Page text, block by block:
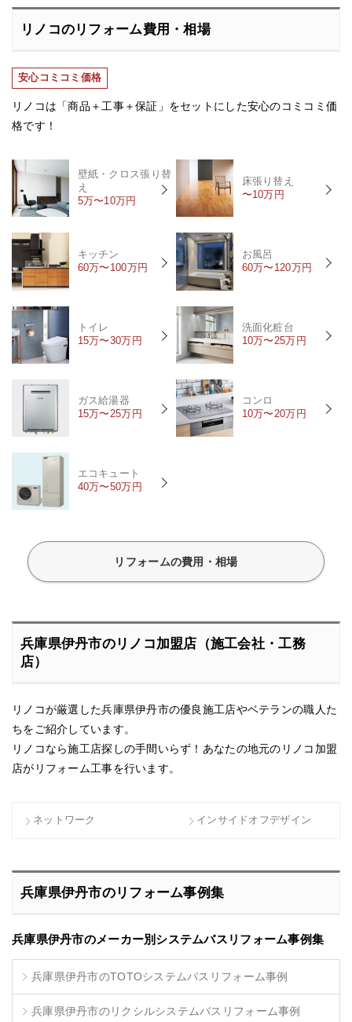
リノコのリフォーム費用・相場
安心コミコミ価格
リノコは「商品＋工事＋保証」をセットにした安心のコミコミ価
格です！
壁紙・クロス張り替
え
5万〜10万円
床張り替え
〜10万円
キッチン
60万〜100万円
お風呂
60万〜120万円
トイレ
15万〜30万円
洗面化粧台
10万〜25万円
ガス給湯器
15万〜25万円
コンロ
10万〜20万円
エコキュート
40万〜50万円
リフォームの費用・相場
兵庫県伊丹市のリノコ加盟店（施工会社・工務
店）
リノコが厳選した兵庫県伊丹市の優良施工店やベテランの職人た
ちをご紹介しています。
リノコなら施工店探しの手間いらず！あなたの地元のリノコ加盟
店がリフォーム工事を行います。
ネットワーク インサイドオフデザイン
兵庫県伊丹市のリフォーム事例集
兵庫県伊丹市のメーカー別システムバスリフォーム事例集
兵庫県伊丹市のTOTOシステムバスリフォーム事例
兵庫県伊丹市のリクシルシステムバスリフォーム事例